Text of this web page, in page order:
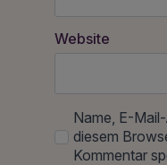
Website
Name, E-
diesem
Kommentar